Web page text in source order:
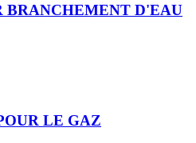
BRANCHEMENT D'EAU
LE GAZ